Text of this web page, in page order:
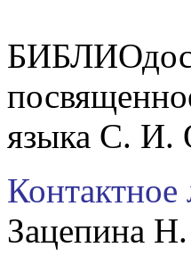
языка С. И.
Контактное
Зацепина